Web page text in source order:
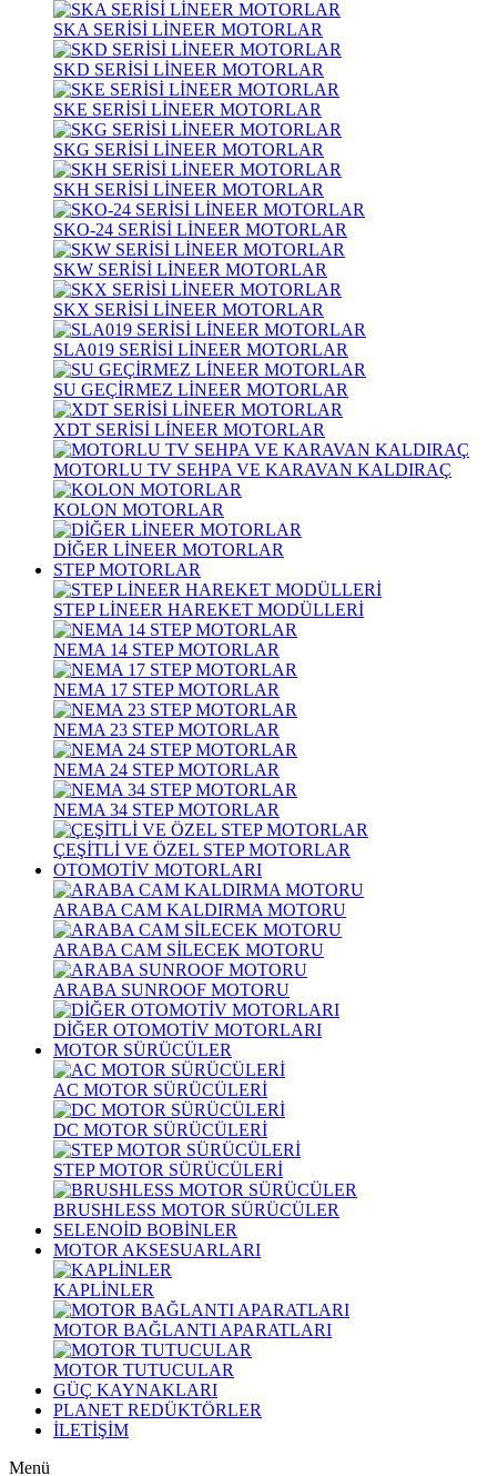
SKA SERİSİ LİNEER MOTORLAR
SKD SERİSİ LİNEER MOTORLAR
SKE SERİSİ LİNEER MOTORLAR
SKG SERİSİ LİNEER MOTORLAR
SKH SERİSİ LİNEER MOTORLAR
SKO-24 SERİSİ LİNEER MOTORLAR
SKW SERİSİ LİNEER MOTORLAR
SKX SERİSİ LİNEER MOTORLAR
SLA019 SERİSİ LİNEER MOTORLAR
SU GEÇİRMEZ LİNEER MOTORLAR
XDT SERİSİ LİNEER MOTORLAR
MOTORLU TV SEHPA VE KARAVAN KALDIRAÇ
KOLON MOTORLAR
DİĞER LİNEER MOTORLAR
STEP MOTORLAR
STEP LİNEER HAREKET MODÜLLERİ
NEMA 14 STEP MOTORLAR
NEMA 17 STEP MOTORLAR
NEMA 23 STEP MOTORLAR
NEMA 24 STEP MOTORLAR
NEMA 34 STEP MOTORLAR
ÇEŞİTLİ VE ÖZEL STEP MOTORLAR
OTOMOTİV MOTORLARI
ARABA CAM KALDIRMA MOTORU
ARABA CAM SİLECEK MOTORU
ARABA SUNROOF MOTORU
DİĞER OTOMOTİV MOTORLARI
MOTOR SÜRÜCÜLER
AC MOTOR SÜRÜCÜLERİ
DC MOTOR SÜRÜCÜLERİ
STEP MOTOR SÜRÜCÜLERİ
BRUSHLESS MOTOR SÜRÜCÜLER
SELENOİD BOBİNLER
MOTOR AKSESUARLARI
KAPLİNLER
MOTOR BAĞLANTI APARATLARI
MOTOR TUTUCULAR
GÜÇ KAYNAKLARI
PLANET REDÜKTÖRLER
İLETİŞİM
Menü